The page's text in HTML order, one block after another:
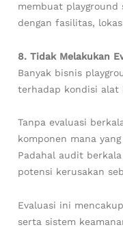
membuat playground
dengan fasilitas,
8. Tidak Melakukan
Banyak bisnis
terhadap kondisi alat
Tanpa evaluasi
komponen mana
Padahal audit
potensi kerusakan
Evaluasi ini
serta sistem